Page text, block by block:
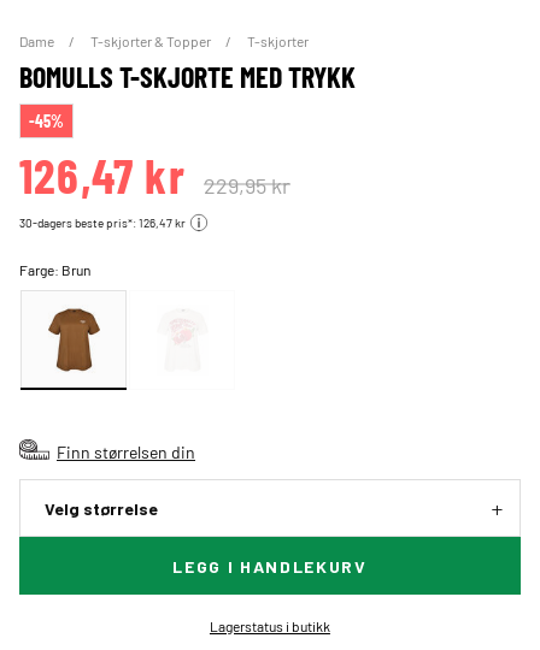
Dame T-skjorter & Topper T-skjorter
BOMULLS T-SKJORTE MED TRYKK
-45%
126,47 kr 229,95 kr
30-dagers beste pris*: 126,47 kr
Farge: Brun
Finn størrelsen din
Velg størrelse
LEGG I HANDLEKURV
Lagerstatus i butikk